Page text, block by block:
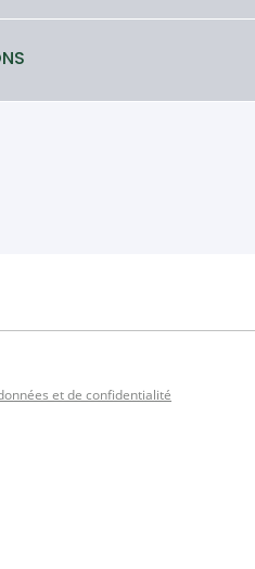
et de confidentialité